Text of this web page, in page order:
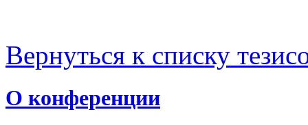
Вернуться к списку
О конференции